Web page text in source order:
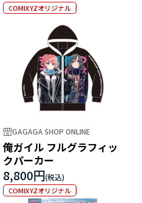
COMIXYZオリジナル
GAGAGA SHOP ONLINE
俺ガイル フルグラフィッ
クパーカー
8,800円
COMIXYZオリジナル